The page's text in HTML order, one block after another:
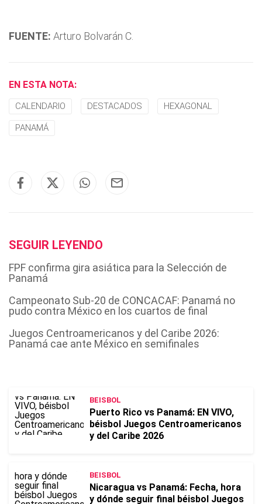
FUENTE: Arturo Bolvarán C.
EN ESTA NOTA:
CALENDARIO DESTACADOS HEXAGONAL
PANAMÁ
SEGUIR LEYENDO
FPF confirma gira asiática para la Selección de
Panamá
Campeonato Sub-20 de CONCACAF: Panamá no
pudo contra México en los cuartos de final
Juegos Centroamericanos y del Caribe 2026:
Panamá cae ante México en semifinales
BEISBOL
Puerto Rico vs Panamá: EN VIVO,
béisbol Juegos Centroamericanos
y del Caribe 2026
BEISBOL
Nicaragua vs Panamá: Fecha, hora
y dónde seguir final béisbol Juegos